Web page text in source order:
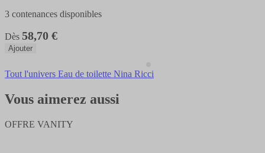
3 contenances disponibles
Dès 58,70 €
Ajouter
Tout l'univers Eau de toilette Nina Ricci
Vous aimerez aussi
OFFRE VANITY